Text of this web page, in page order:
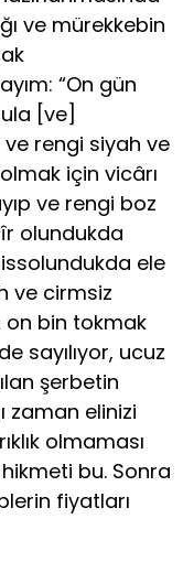
ve mürekkebin
“On gün
[ve]
rengi siyah ve
için vicârı
ve rengi boz
olundukda
ele
ve cirmsiz
on bin tokmak
sayılıyor, ucuz
şerbetin
zaman elinizi
olmaması
bu. Sonra
fiyatları